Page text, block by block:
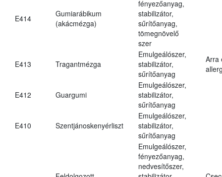
E414
Gumiarábikum
(akácmézga)
fényezőanyag,
stabilizátor,
sűrítőanyag,
tömegnövelő
szer
E413 Tragantmézga
Emulgeálószer,
stabilizátor,
sűrítőanyag
Arra
E412 Guargumi
Emulgeálószer,
stabilizátor,
sűrítőanyag
E410 Szentjánoskenyérliszt
Emulgeálószer,
stabilizátor,
sűrítőanyag
Emulgeálószer,
fényezőanyag,
nedvesítőszer,